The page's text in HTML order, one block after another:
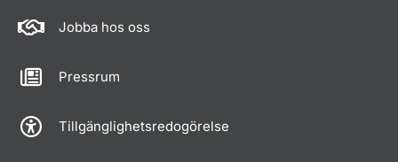
Jobba hos oss
Pressrum
Tillgänglighetsredogörelse